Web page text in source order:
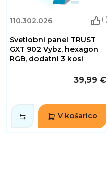
110.302.026 (1)
Svetlobni panel TRUST
GXT 902 Vybz, hexagon
RGB, dodatni 3 kosi
39,99 €
V košarico